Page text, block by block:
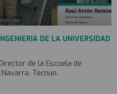
DE LA UNIVERSIDAD
de la Escuela de
Tecnun.